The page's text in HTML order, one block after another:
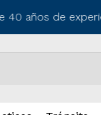
40 años de